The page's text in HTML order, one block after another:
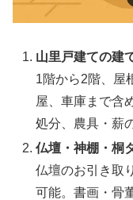
山里戸建ての建
1階から2階、屋
屋、車庫まで含
処分、農具・薪
仏壇・神棚・桐
仏壇のお引き取
可能。書画・骨